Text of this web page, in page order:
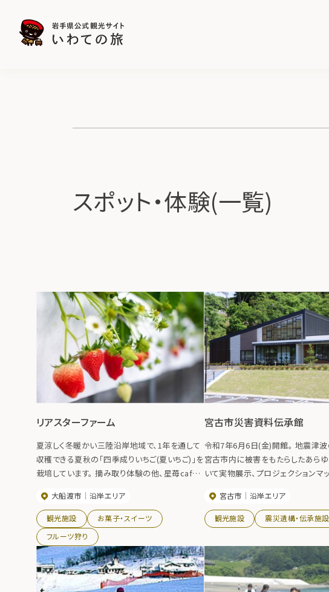
スポット・体験(一覧)
リアスターファーム
夏涼しく冬暖かい三陸沿岸地域で、1年を通して
収穫できる夏秋の「四季成りいちご(夏いちご)」を
栽培しています。 摘み取り体験の他、星苺cafe
ルフェや、地元食材を活かしたランチメニューが
味わえます。
大船渡市 沿岸エリア
観光施設
お菓子・スイーツ
フルーツ狩り
宮古市災害資料伝承館
令和7年6月6日(金)開館。 地震津波
宮古市内に被害をもたらしたあら
いて実物展示、プロジェクションマッ
え、災害の記録や記憶を風化させる
世代に伝える』施設です。
宮古市 沿岸エリア
観光施設 震災遺構・伝承施設